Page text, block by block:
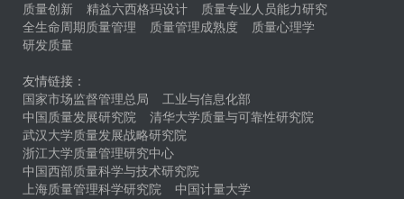
质量创新
精益六西格玛设计
质量专业人员能力研究
全生命周期质量管理
质量管理成熟度
质量心理学
研发质量
友情链接：
国家市场监督管理总局
工业与信息化部
中国质量发展研究院
清华大学质量与可靠性研究院
武汉大学质量发展战略研究院
浙江大学质量管理研究中心
中国西部质量科学与技术研究院
上海质量管理科学研究院
中国计量大学